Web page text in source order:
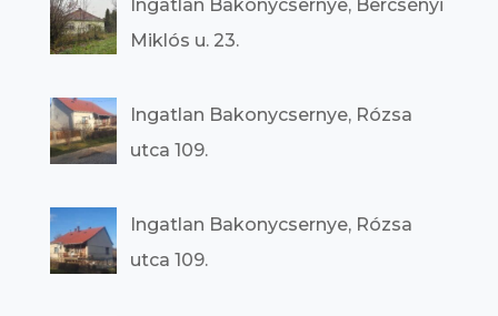
Ingatlan Bakonycsernye, Bercsényi
Miklós u. 23.
Ingatlan Bakonycsernye, Rózsa
utca 109.
Ingatlan Bakonycsernye, Rózsa
utca 109.